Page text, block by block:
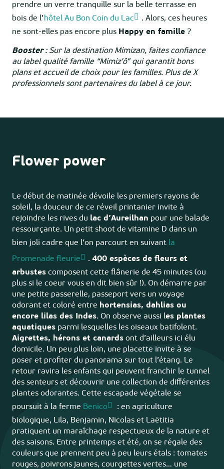
prendre un verre tranquille sur la belle terrasse en
bois de l’ hôtel Au Bon Coin du Lac
. Alors, ces heures
ne sont-elles pas encore plus Happy en famille ?
Booster: Sur la destination Mimizan, faites confiance
au label qualité famille “Mimiz’ô” qui garantit bons
plans et accueil de choix pour les familles. Plus de X
professionnels sont partenaires du label à ce jour.
Flower power
Le début de matinée dévoile les premiers rayons de
soleil, la douceur de ce réveil printanier invite à
rejoindre les rives du lac d’Aureilhan pour une balade
ressourçante. Un petit shoot de vitamine D dans un
bien joli cadre que l’on parcourt en suivant la
Promenade fleurie
. 400 espèces de fleurs et
arbustes composent cette flânerie de 45 minutes (ou
plus si le coeur vous en dit bien sûr !). On démarre par
une petite passerelle, passeport vers un voyage
odorant et coloré entre hortensias, dahlias ou
encore lilas des Indes. On observe aussi les plantes
aquatiques parmi lesquelles les oiseaux batifolent.
Aigrettes, hérons et canards ont d’ailleurs ici élu
domicile. Un peu plus loin, une placette invite à se
poser et profiter du panorama sur tout l’étang. Le
retour ravira les enfants qui peuvent franchir le tunnel
des senteurs et découvrir une collection de différentes
plantes odorantes. Cette escapade végétale se
poursuit à la ferme Benico
: en agriculture
biologique, Lila, Benjamin, Nicolas et Laëtitia
pratiquent un maraîchage respectueux de la nature et
des saisons. Entre printemps et été, on se régale des
couleurs que prennent peu à peu leurs étals : tomates
rouges, poivrons jaunes, courgettes vertes… une